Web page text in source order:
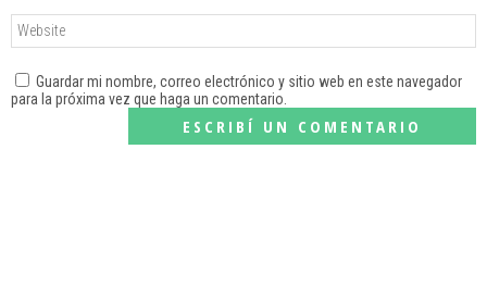
Guardar mi nombre, correo electrónico y sitio web en este navegador
para la próxima vez que haga un comentario.